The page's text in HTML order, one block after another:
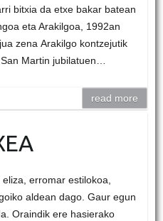
bitxia da etxe bakar batean
eta Arakilgoa, 1992an
zena Arakilgo kontzejutik
Martin jubilatuen…
read more
erromar estilokoa,
aldean dago. Gaur egun
Oraindik ere hasierako